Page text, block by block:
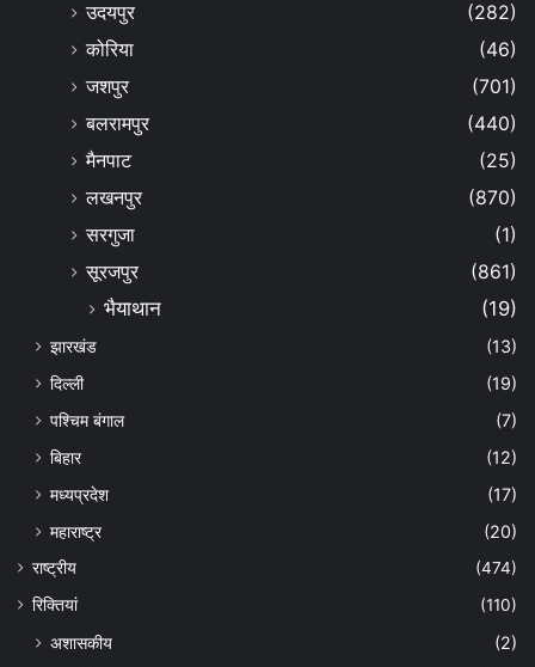
उदयपुर
(282)
कोरिया
(46)
जशपुर
(701)
बलरामपुर
(440)
मैनपाट
(25)
लखनपुर
(870)
सरगुजा
(1)
सूरजपुर
(861)
भैयाथान (19)
झारखंड
(13)
दिल्ली
(19)
पश्चिम बंगाल
(7)
बिहार
(12)
मध्यप्रदेश
(17)
महाराष्ट्र
(20)
राष्ट्रीय
(474)
रिक्तियां
(110)
अशासकीय
(2)